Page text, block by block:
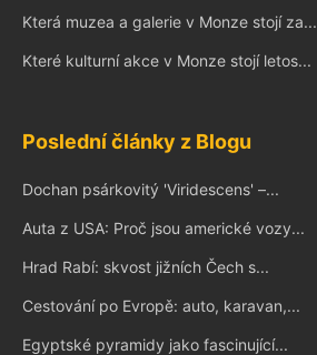
Která muzea a galerie v Monze stojí za...
Které kulturní akce v Monze stojí letos...
Poslední články z Blogu
Dochan psárkovitý 'Viridescens' –...
Auta z USA: Proč jsou americké vozy...
Hrad Rabí: skvost jižních Čech s...
Cestování po Evropě: auto, karavan,...
Egyptské pyramidy jako fascinující...